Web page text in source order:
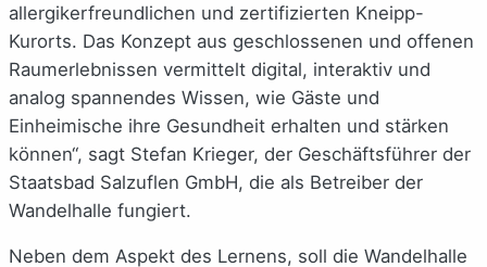
allergikerfreundlichen und zertifizierten Kneipp-
Kurorts. Das Konzept aus geschlossenen und offenen
Raumerlebnissen vermittelt digital, interaktiv und
analog spannendes Wissen, wie Gäste und
Einheimische ihre Gesundheit erhalten und stärken
können“, sagt Stefan Krieger, der Geschäftsführer der
Staatsbad Salzuflen GmbH, die als Betreiber der
Wandelhalle fungiert.
Neben dem Aspekt des Lernens, soll die Wandelhalle